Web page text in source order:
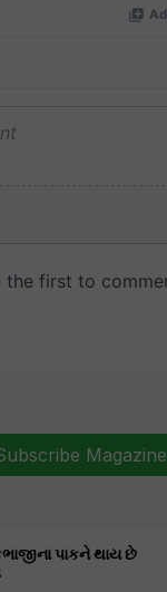
Magazine
પાકને થાય છે